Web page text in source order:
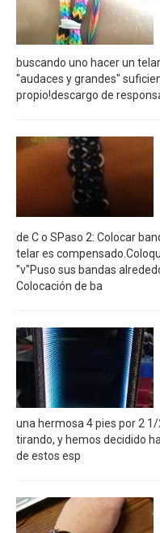
buscando uno hacer un
"audaces y grandes"
propio!descargo de
de C o SPaso 2: Colocar
telar es
"v"Puso sus bandas
Colocación de ba
una hermosa 4 pies por 2
tirando, y hemos decidido
de estos esp